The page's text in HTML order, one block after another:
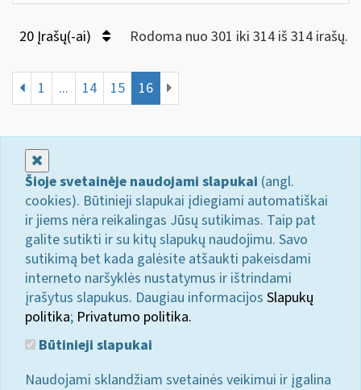
20 Įrašų(-ai) Rodoma nuo 301 iki 314 iš 314 irašų.
1 ... 14 15 16
Šioje svetainėje naudojami slapukai (angl.
cookies). Būtinieji slapukai įdiegiami automatiškai
ir jiems nėra reikalingas Jūsų sutikimas. Taip pat
galite sutikti ir su kitų slapukų naudojimu. Savo
sutikimą bet kada galėsite atšaukti pakeisdami
interneto naršyklės nustatymus ir ištrindami
įrašytus slapukus. Daugiau informacijos Slapukų
politika; Privatumo politika.
Būtinieji slapukai
Naudojami sklandžiam svetainės veikimui ir įgalina